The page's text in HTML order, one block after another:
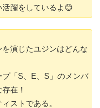
活躍をしているよ😊
演じたユジンはどんな
プ「S、E、S」のメンバ
在！
ストである。